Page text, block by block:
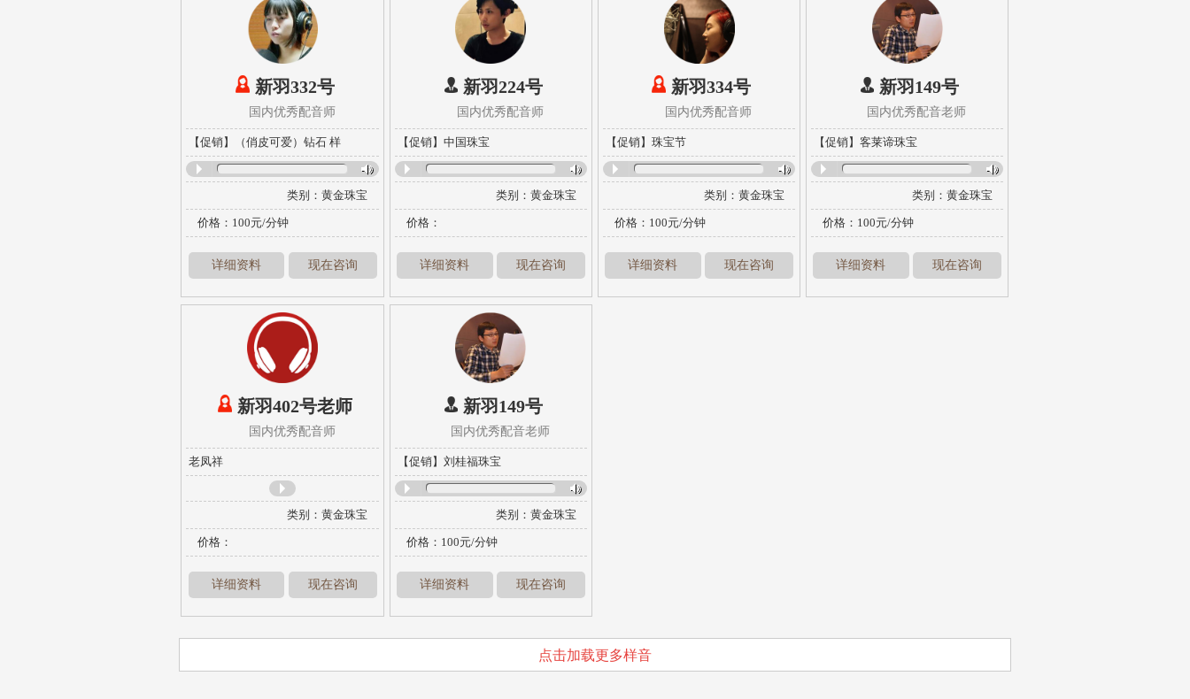
新羽332号
国内优秀配音师
【促销】（俏皮可爱）钻石 样
风格：甜美亲切
类别：黄金珠宝
楼
价格：100元/分钟
详细资料 现在咨询
新羽224号
国内优秀配音师
【促销】中国珠宝
风格：年轻活力
类别： 黄金珠宝
楼
价格：
详细资料 现在咨询
新羽334号
国内优秀配音师
【促销】珠宝节
风格：甜美亲切
类别： 黄金珠宝
楼
价格：100元/分钟
详细资料 现在咨询
新羽149号
国内优秀配音老师
【促销】客莱谛珠宝
风格：激情力度
类别： 黄金珠宝
楼
价格：100元/分钟
详细资料 现在咨询
新羽402号老师
国内优秀配音师
老凤祥
风格：甜美亲切
类别：黄金珠宝
楼
价格：
详细资料 现在咨询
新羽149号
国内优秀配音老师
【促销】刘桂福珠宝
风格：激情力度
类别： 黄金珠宝
楼
价格：100元/分钟
详细资料 现在咨询
点击加载更多样音